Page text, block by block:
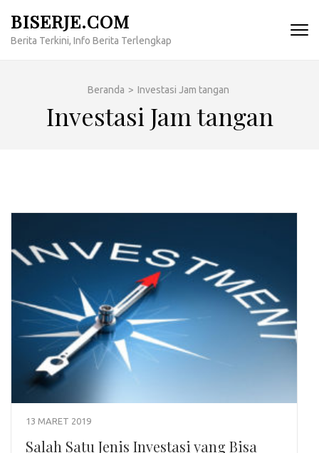
konten
BISERJE.COM
Berita Terkini, Info Berita Terlengkap
Beranda > Investasi Jam tangan
Investasi Jam tangan
13 MARET 2019
Salah Satu Jenis Investasi yang Bisa